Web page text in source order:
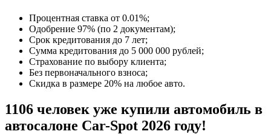
Процентная ставка от 0.01%;
Одобрение 97% (по 2 документам);
Срок кредитования до 7 лет;
Сумма кредитования до 5 000 000 рублей;
Страхование по выбору клиента;
Без первоначального взноса;
Скидка в размере 20% на любое авто.
1106 человек уже купили автомобиль в
автосалоне Car-Spot 2026 году!